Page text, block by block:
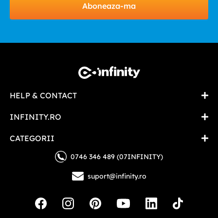
Aboneaza-ma
HELP & CONTACT
INFINITY.RO
CATEGORII
0746 346 489 (07INFINITY)
suport@infinity.ro